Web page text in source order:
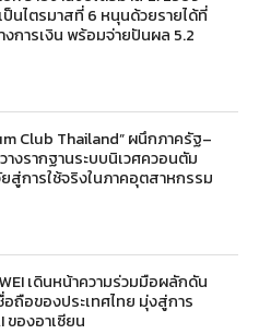
ป็นไตรมาสที่ 6 หนุนด้วยรายได้ที่
งการเงิน พร้อมจ่ายปันผล 5.2
Club Thailand” ผนึกภาครัฐ–
างรากฐานระบบนิเวศควอนตัม
สู่การใช้จริงในภาคอุตสาหกรรม
เดินหน้าความร่วมมือผลักดัน
อถือของประเทศไทย มุ่งสู่การ
ของอาเซียน